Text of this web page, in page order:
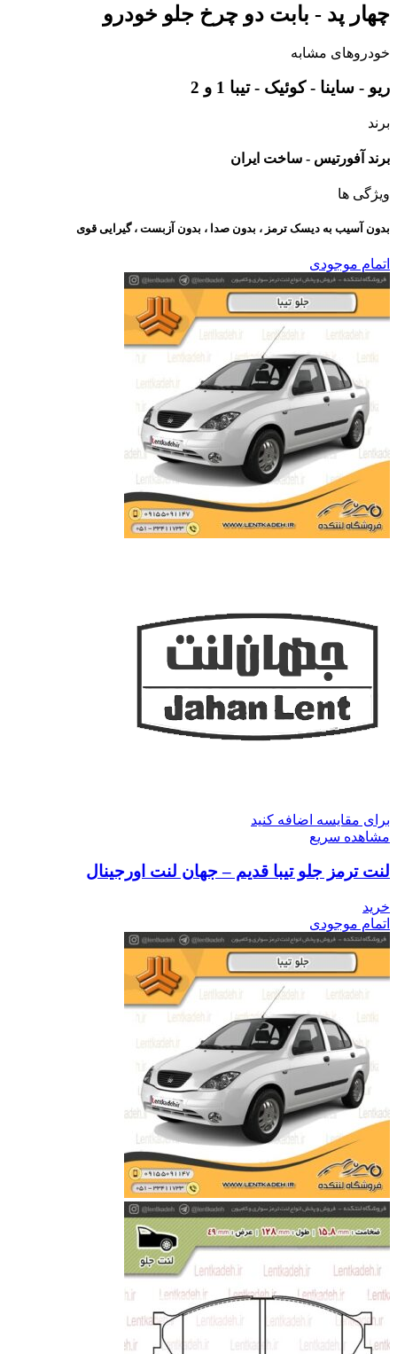
چهار پد - بابت دو چرخ جلو خودرو
خودروهای مشابه
ریو - ساینا - کوئیک - تیبا 1 و 2
برند
برند آفورتیس - ساخت ایران
ویژگی ها
بدون آسیب به دیسک ترمز ، بدون صدا ، بدون آزبست ، گیرایی قوی​
اتمام موجودی
برای مقایسه اضافه کنید
مشاهده سریع
لنت ترمز جلو تیبا قدیم – جهان لنت اورجینال
خرید
اتمام موجودی